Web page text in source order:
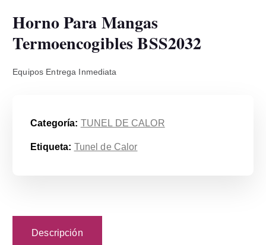
Horno Para Mangas
Termoencogibles BSS2032
Equipos Entrega Inmediata
Categoría: TUNEL DE CALOR
Etiqueta: Tunel de Calor
Descripción